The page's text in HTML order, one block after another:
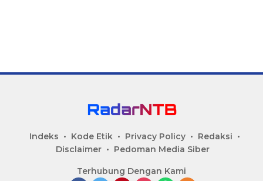
Indeks Kode Etik Privacy Policy
Redaksi
Disclaimer
Pedoman Media Siber
Terhubung Dengan Kami